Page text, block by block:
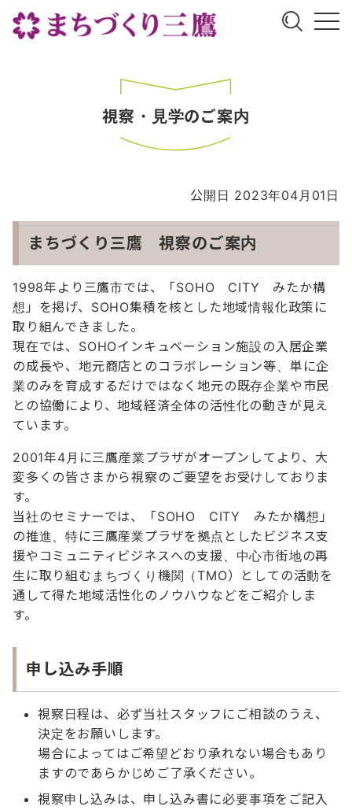
視察・見学のご案内
公開日 2023年04月01日
まちづくり三鷹 視察のご案内
1998年より三鷹市では、「SOHO CITY みたか構
想」を掲げ、SOHO集積を核とした地域情報化政策に
取り組んできました。
現在では、SOHOインキュベーション施設の入居企業
の成長や、地元商店とのコラボレーション等、単に企
業のみを育成するだけではなく地元の既存企業や市民
との協働により、地域経済全体の活性化の動きが見え
ています。
2001年4月に三鷹産業プラザがオープンしてより、大
変多くの皆さまから視察のご要望をお受けしておりま
す。
当社のセミナーでは、「SOHO CITY みたか構想」
の推進、特に三鷹産業プラザを拠点としたビジネス支
援やコミュニティビジネスへの支援、中心市街地の再
生に取り組むまちづくり機関（TMO）としての活動を
通して得た地域活性化のノウハウなどをご紹介しま
す。
申し込み手順
視察日程は、必ず当社スタッフにご相談のうえ、
決定をお願いします。
場合によってはご希望どおり承れない場合もあり
ますのであらかじめご了承ください。
視察申し込みは、申し込み書に必要事項をご記入